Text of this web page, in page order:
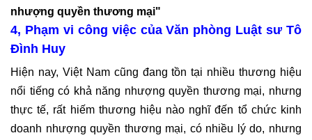
nhượng quyền thương mại"
4, Phạm vi công việc của Văn phòng Luật sư Tô
Đình Huy
Hiện nay, Việt Nam cũng đang tồn tại nhiều thương hiệu
nổi tiếng có khả năng nhượng quyền thương mại, nhưng
thực tế, rất hiếm thương hiệu nào nghĩ đến tổ chức kinh
doanh nhượng quyền thương mại, có nhiều lý do, nhưng